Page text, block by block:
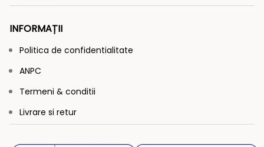
INFORMAȚII
Politica de confidentialitate
ANPC
Termeni & conditii
Livrare si retur